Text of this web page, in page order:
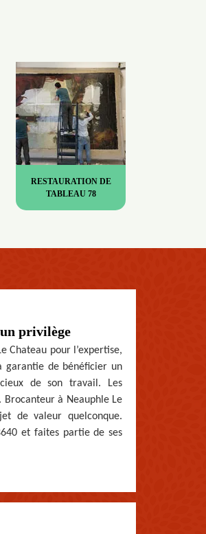
RESTAURATION DE
TABLEAU 78
privilège
Chateau pour l’expertise,
garantie de bénéficier un
de son travail. Les
Brocanteur à Neauphle Le
de valeur quelconque.
et faites partie de ses